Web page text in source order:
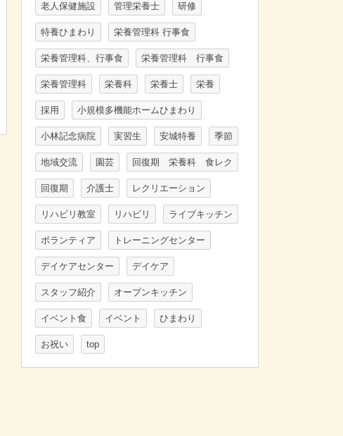
老人保健施設 管理栄養士 研修
特養ひまわり 栄養管理科 行事食
栄養管理科、行事食 栄養管理科 行事食
栄養管理科 栄養科 栄養士 栄養
採用 小規模多機能ホームひまわり
小林記念病院 実習生 安城特養 季節
地域交流 園芸 回復期 栄養科 食レク
回復期 介護士 レクリエーション
リハビリ教室 リハビリ ライブキッチン
ボランティア トレーニングセンター
デイケアセンター デイケア
スタッフ紹介 オープンキッチン
イベント食 イベント ひまわり
お祝い top